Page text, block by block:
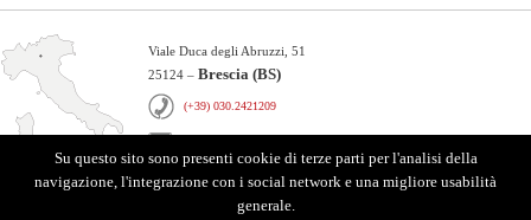
Viale Duca degli Abruzzi, 51
25124 – Brescia (BS)
(+39) 030.2421209
Su questo sito sono presenti cookie di terze parti per l'analisi della
navigazione, l'integrazione con i social network e una migliore usabilità
generale.